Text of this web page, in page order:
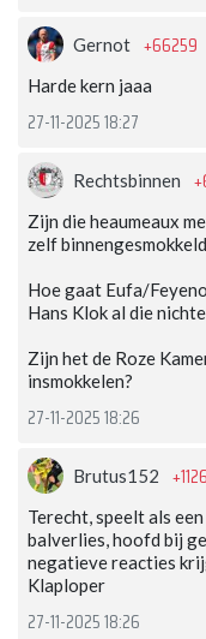
Gernot +66259
Harde kern jaaa
27-11-2025 18:27
Rechtsbinnen
Zijn die heaumeaux
zelf
Hoe gaat Eufa/
Hans Klok al die
Zijn het de Roze
insmokkelen?
27-11-2025 18:26
Brutus152 +1126
Terecht, speelt als
balverlies, hoofd bij
negatieve reacties
Klaploper
27-11-2025 18:26